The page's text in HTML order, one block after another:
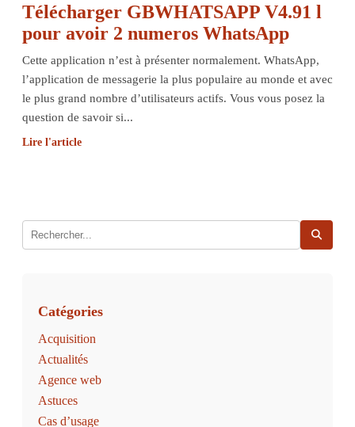
Télécharger GBWHATSAPP V4.91 l
pour avoir 2 numeros WhatsApp
Cette application n’est à présenter normalement. WhatsApp,
l’application de messagerie la plus populaire au monde et avec
le plus grand nombre d’utilisateurs actifs. Vous vous posez la
question de savoir si...
Lire l'article
Catégories
Acquisition
Actualités
Agence web
Astuces
Cas d’usage